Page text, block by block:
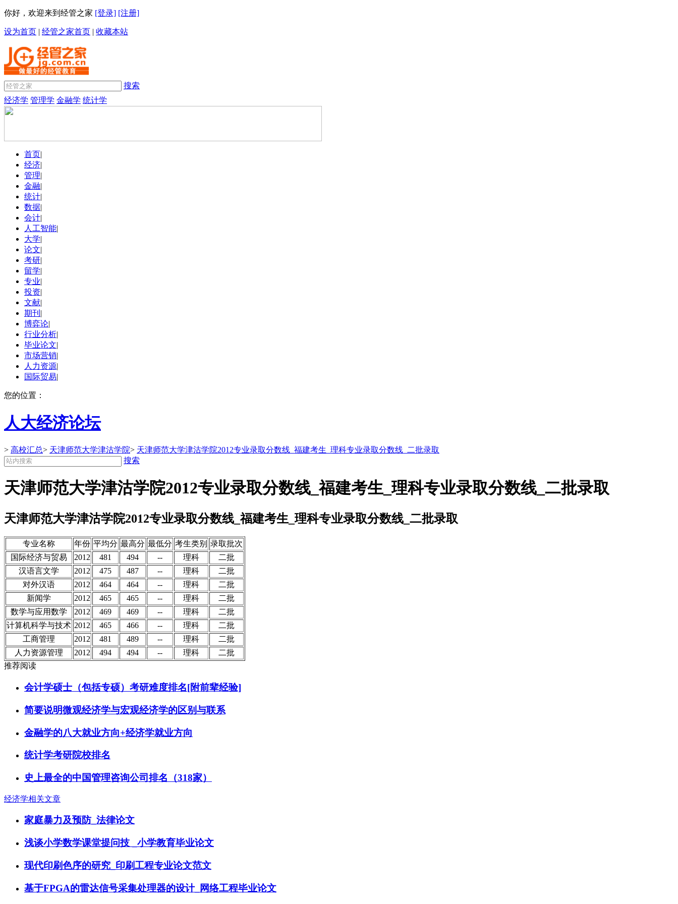
你好，欢迎来到经管之家 [登录] [注册]
设为首页 | 经管之家首页 | 收藏本站
搜索
经济学 管理学 金融学 统计学
首页|
经济|
管理|
金融|
统计|
数据|
会计|
人工智能|
大学|
论文|
考研|
留学|
专业|
投资|
文献|
期刊 |
博弈论|
行业分析|
毕业论文|
市场营销|
人力资源|
国际贸易|
您的位置：
人大经济论坛
> 高校汇总> 天津师范大学津沽学院> 天津师范大学津沽学院2012专业录取分数线_福建考生_理科专业录取分数线_二批录取
搜索
天津师范大学津沽学院2012专业录取分数线_福建考生_理科专业录取分数线_二批录取
天津师范大学津沽学院2012专业录取分数线_福建考生_理科专业录取分数线_二批录取
专业名称 年份 平均分 最高分 最低分 考生类别 录取批次
国际经济与贸易
2012 481 494 -- 理科
二批
汉语言文学
2012 475 487 -- 理科
二批
对外汉语
2012 464 464 -- 理科
二批
新闻学
2012 465 465 -- 理科
二批
数学与应用数学
2012 469 469 -- 理科
二批
计算机科学与技术 2012 465 466 -- 理科
二批
工商管理
2012 481 489 -- 理科
二批
人力资源管理
2012 494 494 -- 理科
二批
推荐阅读
会计学硕士（包括专硕）考研难度排名[附前辈经验]
简要说明微观经济学与宏观经济学的区别与联系
金融学的八大就业方向+经济学就业方向
统计学考研院校排名
史上最全的中国管理咨询公司排名（318家）
经济学相关文章
家庭暴力及预防_法律论文
浅谈小学数学课堂提问技 _小学教育毕业论文
现代印刷色序的研究_印刷工程专业论文范文
基于FPGA的雷达信号采集处理器的设计_网络工程毕业论文